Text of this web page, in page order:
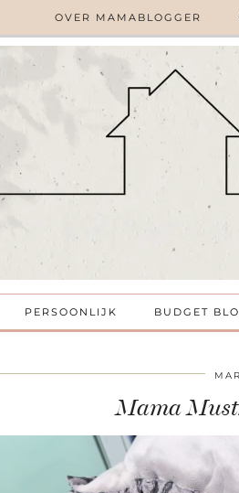
OVER MAMABLOGGER
PERSOONLIJK BUDGET
Mama